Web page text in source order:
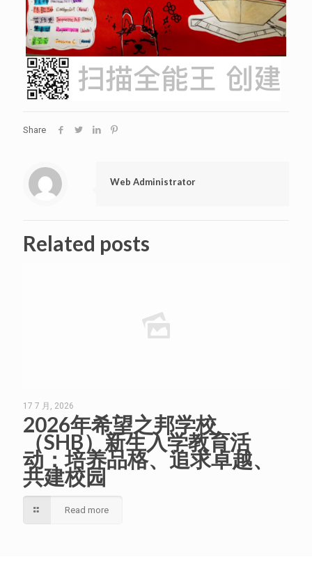
Share
Web Administrator
Related posts
17 7 月, 2026
2026年希望之邦学校
（SHB）新生入学教育活
动：培养品格、追求卓越、
共建校园
Read more